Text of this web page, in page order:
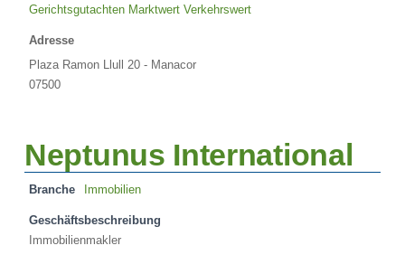
Gerichtsgutachten Marktwert Verkehrswert
Adresse
Plaza Ramon Llull 20 - Manacor
07500
Neptunus International
Branche Immobilien
Geschäftsbeschreibung
Immobilienmakler